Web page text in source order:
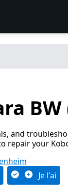
and
repair your
Je l'ai